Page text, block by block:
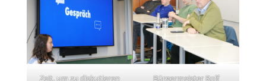
Zeit, um zu diskutieren Bürgermeister Rolf